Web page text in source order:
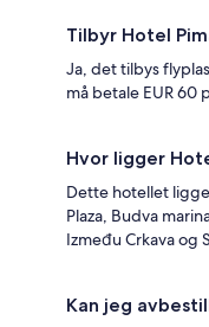
Tilbyr Hotel
Ja, det tilbys
må betale EUR 60
Hvor ligger
Dette hotellet
Plaza, Budva
Između Crkava og
Kan jeg